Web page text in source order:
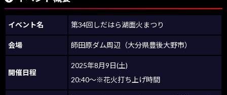
イベント名 第34回しだはら湖面火まつり
会場 師田原ダム周辺（大分県豊後大野市）
開催日程
2025年8月9日(土)
20:40～※花火打ち上げ時間